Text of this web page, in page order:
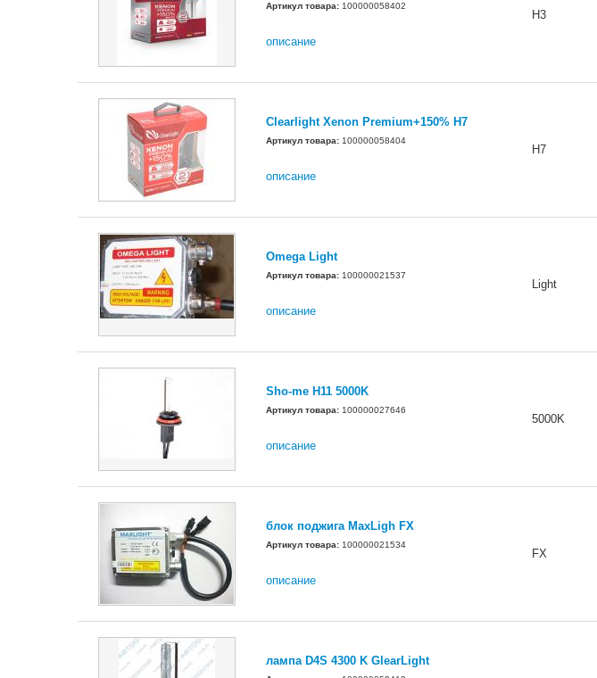
Артикул товара: 100000058402
описание
H3
Clearlight Xenon Premium+150% H7
Артикул товара: 100000058404
описание
H7
Omega Light
Артикул товара: 100000021537
описание
Light
Sho-me H11 5000K
Артикул товара: 100000027646
описание
5000K
блок поджига MaxLigh FX
Артикул товара: 100000021534
описание
FX
лампа D4S 4300 K GlearLight